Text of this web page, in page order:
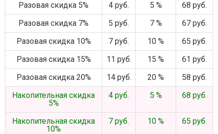
Разовая скидка 5% 4 руб. 5 %
68 руб.
Разовая скидка 7%
5 руб. 7 %
67 руб.
Разовая скидка 10%
7 руб. 10 %
65 руб.
Разовая скидка 15%
11 руб. 15 %
61 руб.
Разовая скидка 20%
14 руб. 20 %
58 руб.
Накопительная скидка
5%
4 руб. 5 % 68 руб.
Накопительная скидка
10%
7 руб. 10 % 65 руб.